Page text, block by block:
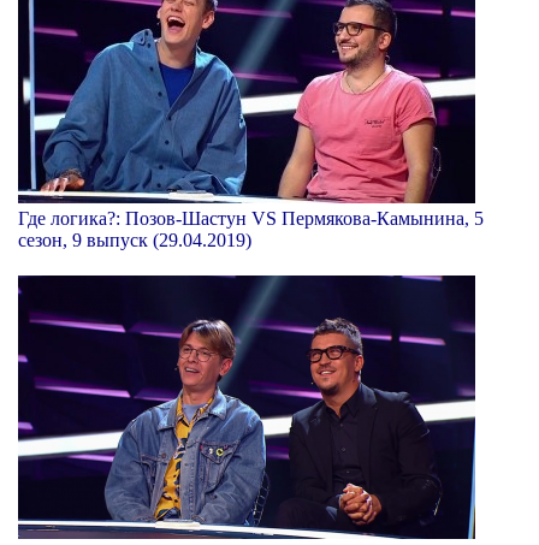
Где логика?: Позов-Шастун VS Пермякова-Камынина, 5
сезон, 9 выпуск (29.04.2019)